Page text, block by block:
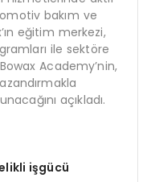
bakım ve
eğitim merkezi,
ile sektöre
Academy’nin,
açıkladı.
işgücü